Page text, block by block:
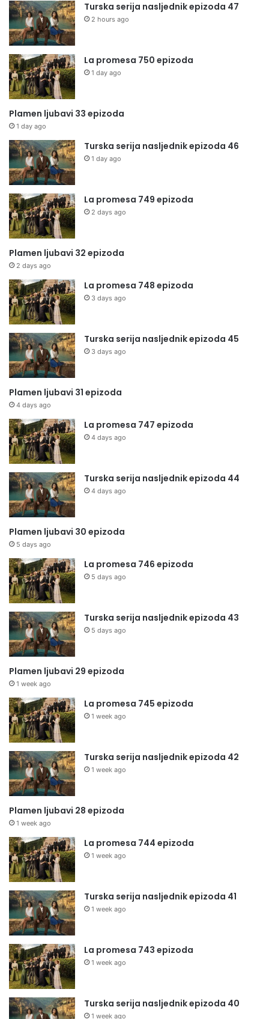
Turska serija nasljednik epizoda 47
2 hours ago
La promesa 750 epizoda
1 day ago
Plamen ljubavi 33 epizoda
1 day ago
Turska serija nasljednik epizoda 46
1 day ago
La promesa 749 epizoda
2 days ago
Plamen ljubavi 32 epizoda
2 days ago
La promesa 748 epizoda
3 days ago
Turska serija nasljednik epizoda 45
3 days ago
Plamen ljubavi 31 epizoda
4 days ago
La promesa 747 epizoda
4 days ago
Turska serija nasljednik epizoda 44
4 days ago
Plamen ljubavi 30 epizoda
5 days ago
La promesa 746 epizoda
5 days ago
Turska serija nasljednik epizoda 43
5 days ago
Plamen ljubavi 29 epizoda
1 week ago
La promesa 745 epizoda
1 week ago
Turska serija nasljednik epizoda 42
1 week ago
Plamen ljubavi 28 epizoda
1 week ago
La promesa 744 epizoda
1 week ago
Turska serija nasljednik epizoda 41
1 week ago
La promesa 743 epizoda
1 week ago
Turska serija nasljednik epizoda 40
1 week ago